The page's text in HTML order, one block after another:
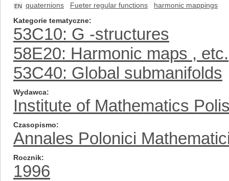
EN quaternions Fueter regular functions
harmonic mappings
Kategorie tematyczne
53C10: G -structures
58E20: Harmonic maps , etc.
53C40: Global submanifolds
Wydawca
Institute of Mathematics
Czasopismo
Annales Polonici
Rocznik
1996